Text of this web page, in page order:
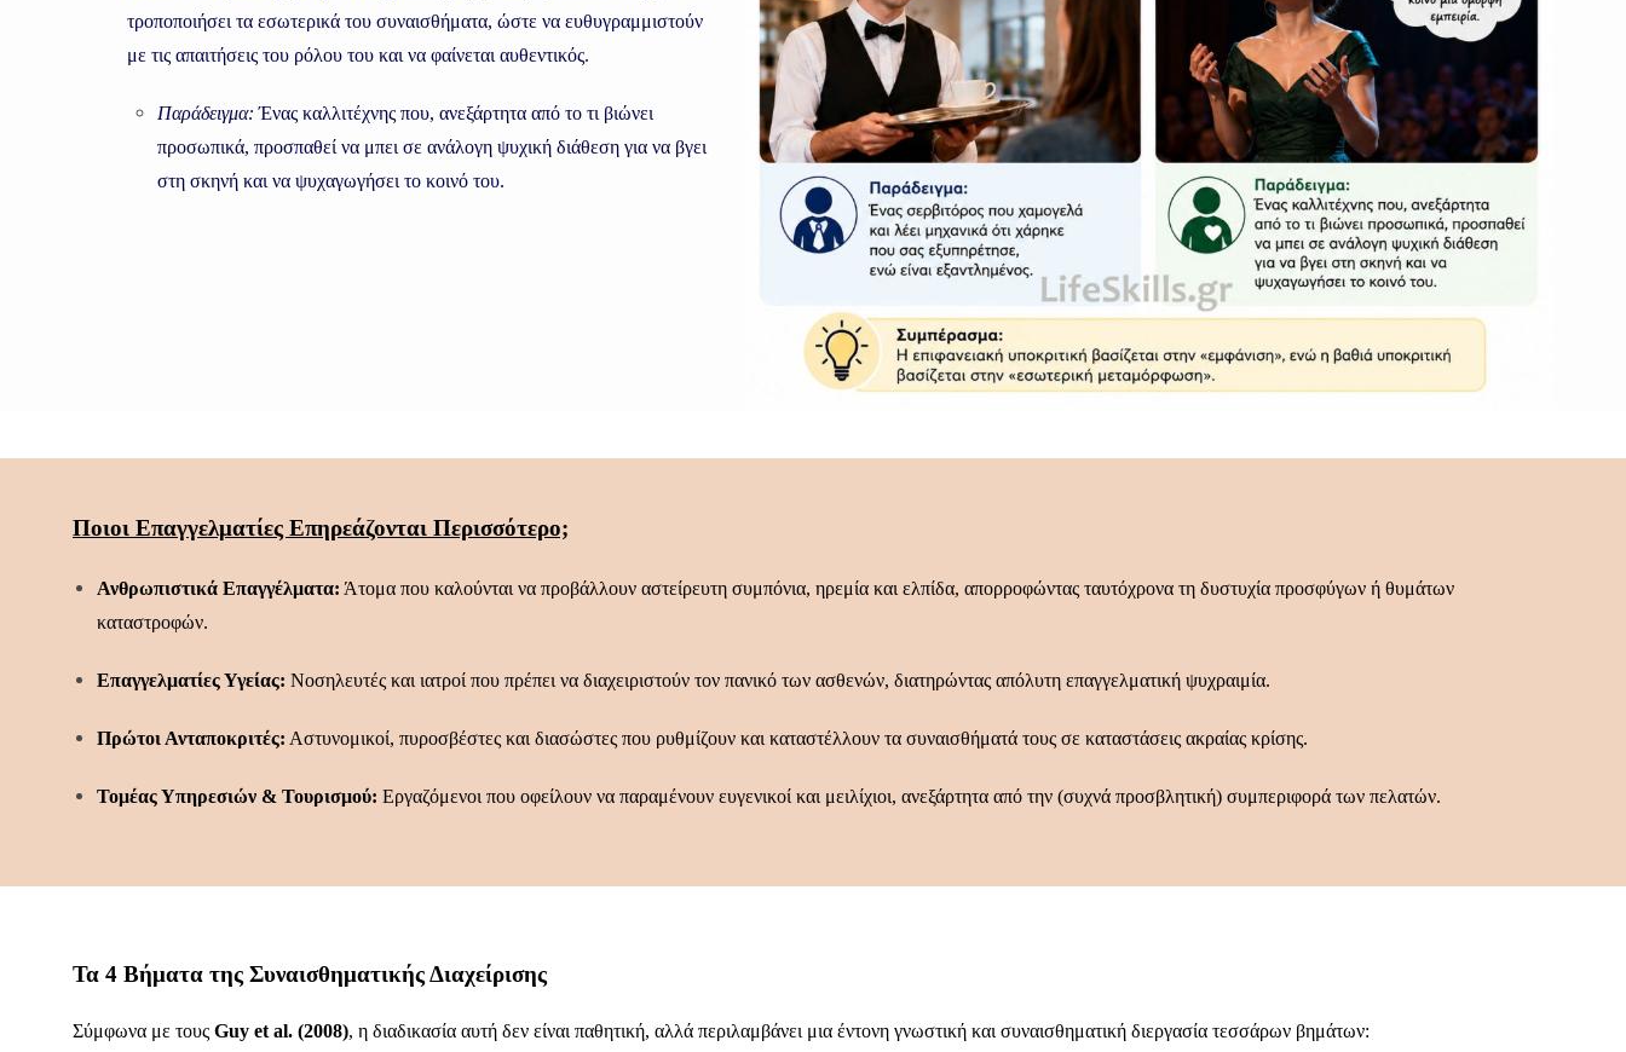
τροποποιήσει τα εσωτερικά του συναισθήματα, ώστε να ευθυγραμμιστούν
με τις απαιτήσεις του ρόλου του και να φαίνεται αυθεντικός.
Παράδειγμα: Ένας καλλιτέχνης που, ανεξάρτητα από το τι βιώνει
προσωπικά, προσπαθεί να μπει σε ανάλογη ψυχική διάθεση για να βγει
στη σκηνή και να ψυχαγωγήσει το κοινό του.
Ποιοι Επαγγελματίες Επηρεάζονται Περισσότερο;
Ανθρωπιστικά Επαγγέλματα: Άτομα που καλούνται να προβάλλουν αστείρευτη συμπόνια, ηρεμία και ελπίδα, απορροφώντας ταυτόχρονα τη δυστυχία προσφύγων ή θυμάτων
καταστροφών.
Επαγγελματίες Υγείας: Νοσηλευτές και ιατροί που πρέπει να διαχειριστούν τον πανικό των ασθενών, διατηρώντας απόλυτη επαγγελματική ψυχραιμία.
Πρώτοι Ανταποκριτές: Αστυνομικοί, πυροσβέστες και διασώστες που ρυθμίζουν και καταστέλλουν τα συναισθήματά τους σε καταστάσεις ακραίας κρίσης.
Τομέας Υπηρεσιών & Τουρισμού: Εργαζόμενοι που οφείλουν να παραμένουν ευγενικοί και μειλίχιοι, ανεξάρτητα από την (συχνά προσβλητική) συμπεριφορά των πελατών.
Τα 4 Βήματα της Συναισθηματικής Διαχείρισης
Σύμφωνα με τους Guy et al. (2008), η διαδικασία αυτή δεν είναι παθητική, αλλά περιλαμβάνει μια έντονη γνωστική και συναισθηματική διεργασία τεσσάρων βημάτων: